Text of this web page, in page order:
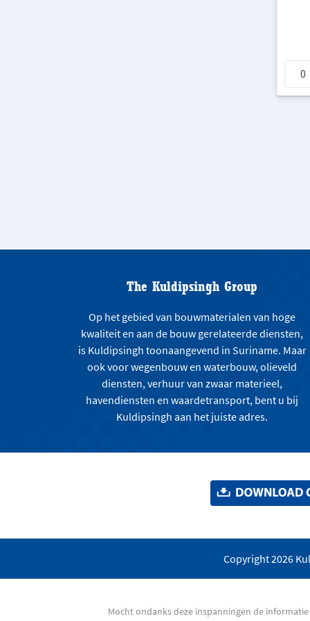
The Kuldipsingh Group
Op het gebied van bouwmaterialen van hoge
kwaliteit en aan de bouw gerelateerde diensten,
is Kuldipsingh toonaangevend in Suriname. Maar
ook voor wegenbouw en waterbouw, olieveld
diensten, verhuur van zwaar materieel,
havendiensten en waardetransport, bent u bij
Kuldipsingh aan het juiste adres.
Copyright 2026
Mocht ondanks deze inspanningen de